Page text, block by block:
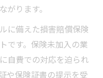
がります。
に備えた損害賠償保険
です。保険未加入の業
自費での対応を迫られ
や保険証書の提示を受